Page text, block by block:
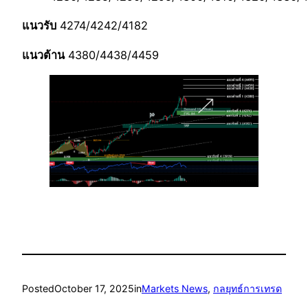
แนวรับ 4274/4242/4182
แนวต้าน4380/4438/4459
PostedOctober 17, 2025inMarkets News, กลยุทธ์การเทรด